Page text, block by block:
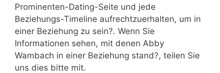
Prominenten-Dating-Seite und jede
Beziehungs-Timeline aufrechtzuerhalten, um in
einer Beziehung zu sein?. Wenn Sie
Informationen sehen, mit denen Abby
Wambach in einer Beziehung stand?, teilen Sie
uns dies bitte mit.